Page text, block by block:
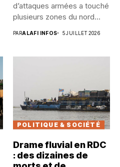
d’attaques armées a touché
plusieurs zones du nord...
PARALAFI INFOS 5 JUILLET 2026
POLITIQUE & SOCIÉTÉ
Drame fluvial en RDC
: des dizaines de